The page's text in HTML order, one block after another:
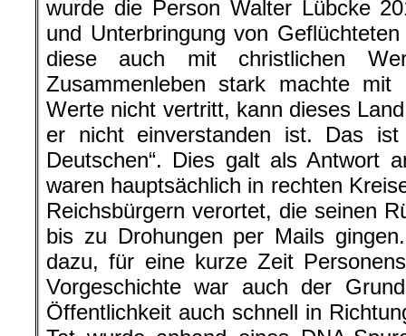
wurde die Person Walter Lübcke
und Unterbringung von
diese auch mit christlichen
Zusammenleben stark machte
Werte nicht vertritt, kann dieses
er nicht einverstanden ist. Das
Deutschen“. Dies galt als Antwort
waren hauptsächlich in rechten
Reichsbürgern verortet, die seinen
bis zu Drohungen per Mails
dazu, für eine kurze Zeit
Vorgeschichte war auch der
Öffentlichkeit auch schnell in